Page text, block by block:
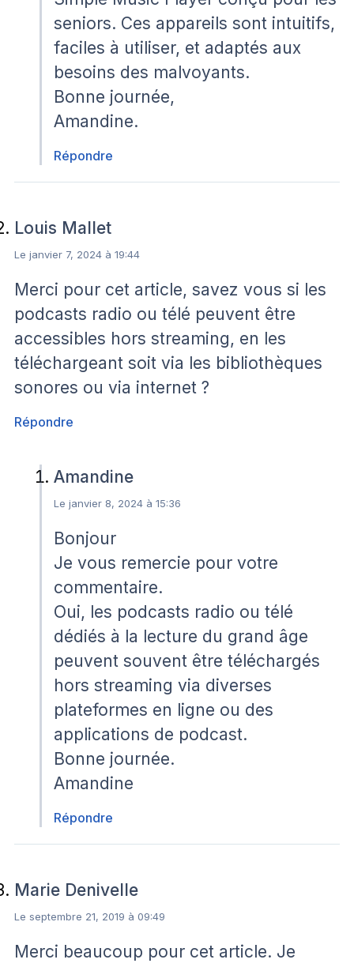
seniors. Ces appareils sont intuitifs,
faciles à utiliser, et adaptés aux
besoins des malvoyants.
Bonne journée,
Amandine.
Répondre
Louis Mallet
Le janvier 7, 2024 à 19:44
Merci pour cet article, savez vous si les
podcasts radio ou télé peuvent être
accessibles hors streaming, en les
téléchargeant soit via les bibliothèques
sonores ou via internet ?
Répondre
Amandine
Le janvier 8, 2024 à 15:36
Bonjour
Je vous remercie pour votre
commentaire.
Oui, les podcasts radio ou télé
dédiés à la lecture du grand âge
peuvent souvent être téléchargés
hors streaming via diverses
plateformes en ligne ou des
applications de podcast.
Bonne journée.
Amandine
Répondre
Marie Denivelle
Le septembre 21, 2019 à 09:49
Merci beaucoup pour cet article. Je